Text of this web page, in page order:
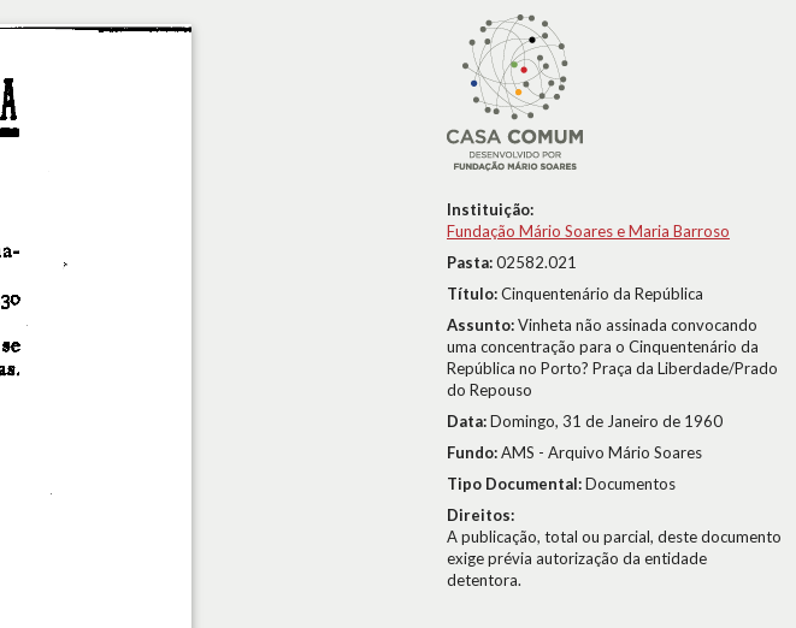
Instituição:
Fundação Mário Soares e Maria Barroso
Pasta:02582.021
Título:Cinquentenário da República
Assunto:Vinheta não assinada convocando
uma concentração para o Cinquentenário da
República no Porto? Praça da Liberdade/Prado
do Repouso
Data:Domingo, 31 de Janeiro de 1960
Fundo:AMS - Arquivo Mário Soares
Tipo Documental:Documentos
Direitos:
A publicação, total ou parcial, deste documento
exige prévia autorização da entidade
detentora.